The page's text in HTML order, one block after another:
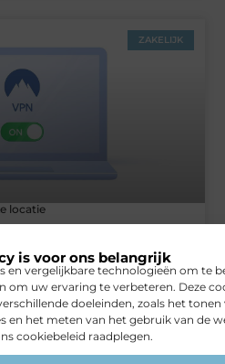
is voor ons belangrijk
en vergelijkbare technologieën om te
om uw ervaring te verbeteren. Deze
doeleinden, zoals het tonen
en het meten van het gebruik van de
cookiebeleid raadplegen.
ZAKELIJK
locatie
VERBOUWEN